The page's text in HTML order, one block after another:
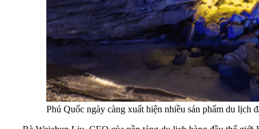
Phú Quốc ngày càng xuất hiện nhiều sản phẩm du lịch